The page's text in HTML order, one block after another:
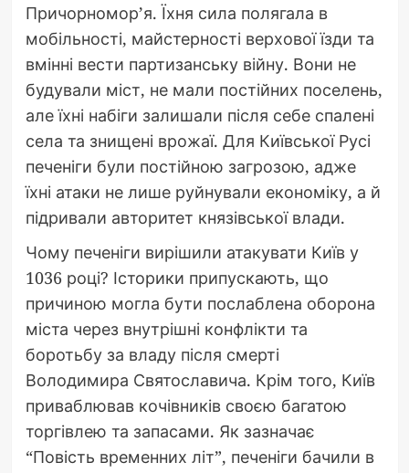
Причорномор’я. Їхня сила полягала в
мобільності, майстерності верхової їзди та
вмінні вести партизанську війну. Вони не
будували міст, не мали постійних поселень,
але їхні набіги залишали після себе спалені
села та знищені врожаї. Для Київської Русі
печеніги були постійною загрозою, адже
їхні атаки не лише руйнували економіку, а й
підривали авторитет князівської влади.
Чому печеніги вирішили атакувати Київ у
1036 році? Історики припускають, що
причиною могла бути послаблена оборона
міста через внутрішні конфлікти та
боротьбу за владу після смерті
Володимира Святославича. Крім того, Київ
приваблював кочівників своєю багатою
торгівлею та запасами. Як зазначає
“Повість временних літ”, печеніги бачили в